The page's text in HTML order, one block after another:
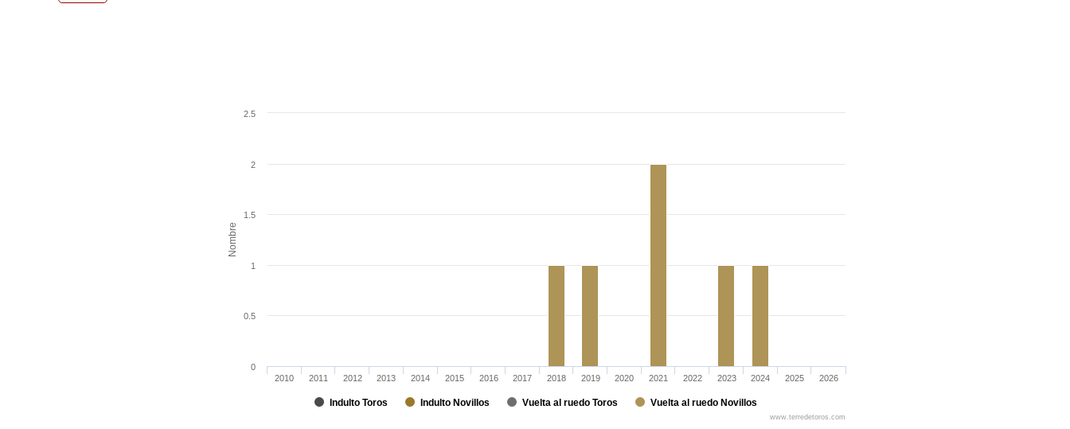
Nombre
Indulto Toros Indulto Novillos Vuelta al ruedo Toros Vuelta al ruedo Novillos
2010 2011 2012 2013 2014 2015 2016 2017 2018 2019 2020 2021 2022 2023 2024 2025 2026
0
0.5
1
1.5
2
2.5
www.terredetoros.com